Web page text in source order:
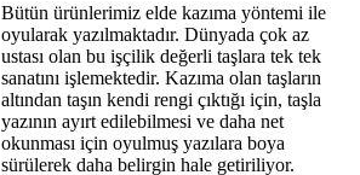
Bütün ürünlerimiz elde kazıma yöntemi ile
oyularak yazılmaktadır. Dünyada çok az
ustası olan bu işçilik değerli taşlara tek tek
sanatını işlemektedir. Kazıma olan taşların
altından taşın kendi rengi çıktığı için, taşla
yazının ayırt edilebilmesi ve daha net
okunması için oyulmuş yazılara boya
sürülerek daha belirgin hale getiriliyor.